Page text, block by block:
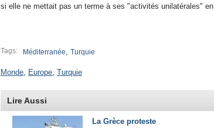
si elle ne mettait pas un terme à ses "activités unilatérales"
Tags: Méditerranée, Turquie
Monde, Europe, Turquie
Lire Aussi
La Grèce proteste